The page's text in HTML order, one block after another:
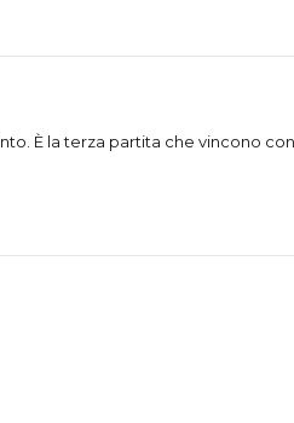
È la terza partita che vincono